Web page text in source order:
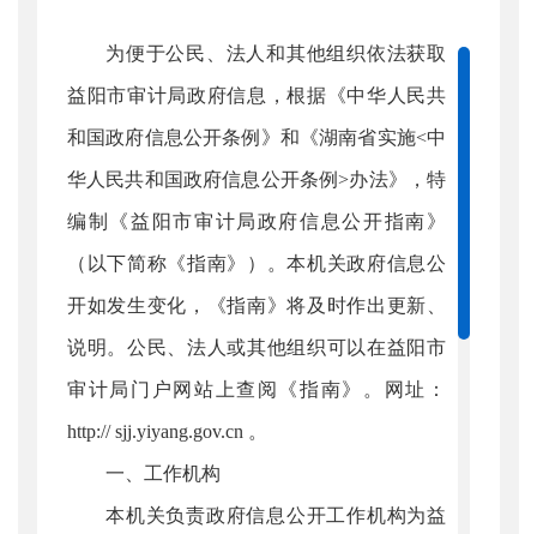
为便于公民、法人和其他组织依法获取
益阳市审计局政府信息，根据《中华人民共
和国政府信息公开条例》和《湖南省实施<中
华人民共和国政府信息公开条例>办法》，特
编制《益阳市审计局政府信息公开指南》
（以下简称《指南》）。本机关政府信息公
开如发生变化，《指南》将及时作出更新、
说明。公民、法人或其他组织可以在益阳市
审计局门户网站上查阅《指南》。网址：
http:// sjj.yiyang.gov.cn 。
一、工作机构
本机关负责政府信息公开工作机构为益